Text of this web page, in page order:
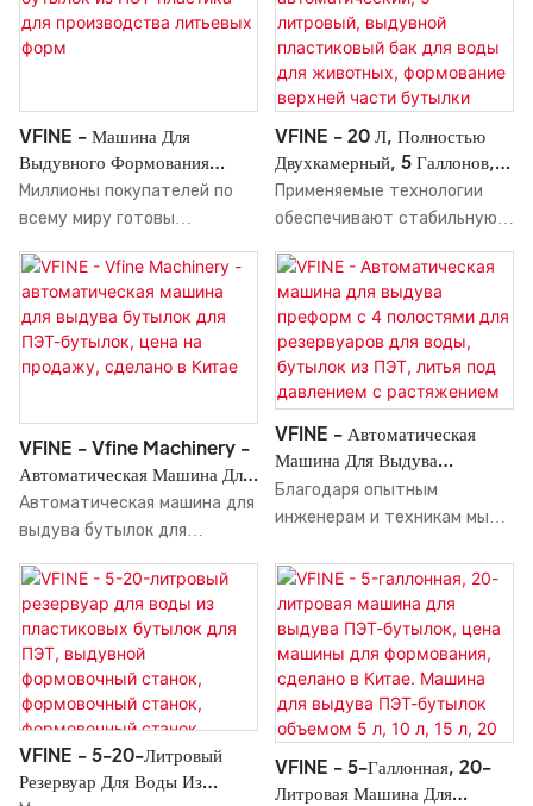
VFINE - Машина Для
Выдувного Формования
Бутылок Из ПЭТ-Пластика
Для Производства Литьевых
Миллионы покупателей по
всему миру готовы
высококачественное
оборудование для
производства ПЭТ-бутылок
для минеральной воды,
включая выдувное
производительностью 9000
бут/ч, полностью
автоматизированное. VFINE
всегда помогала
продавцов, которые
предлагали им цены,
соответствующие их
бюджету. Мы предлагаем
простые и эффективные
способы получить лучший
VFINE - 20 Л, Полностью
Двухкамерный, 5 Галлонов,
Автоматический, 5
Литровый, Выдувной
Для Животных, Формование
Верхней Части Бутылки
Применяемые технологии
обеспечивают стабильную
Области применения машины
достаточно широки, чтобы
охватить все области
применения выдувных
машин.
VFINE - Vfine Machinery -
Автоматическая Машина Для
Выдува Бутылок Для ПЭТ-
Бутылок, Цена На Продажу,
Автоматическая машина для
выдува бутылок для
животных Vfine Machinery,
цена на которую указана
при продаже. Сделано в
Китае. Это продукт
объединения усилий и
мудрости всех опытных
сотрудников. Машина для
выдува производится с
VFINE - Автоматическая
Машина Для Выдува
Преформ С 4 Полостями Для
Резервуаров Для Воды,
Давлением С Растяжением И
Выдувом, Цена На Пластик.
Благодаря опытным
инженерам и техникам мы
потенциалом для
оптимизации и
модернизации технологий.
Благодаря универсальным
функциям, машина Stretch,
разработанная на основе 4-
гнездного автоматического
выдувного оборудования для
производства преформ для
VFINE - 5-20-Литровый
Резервуар Для Воды Из
VFINE - 5-Галлонная, 20-
Литровая Машина Для